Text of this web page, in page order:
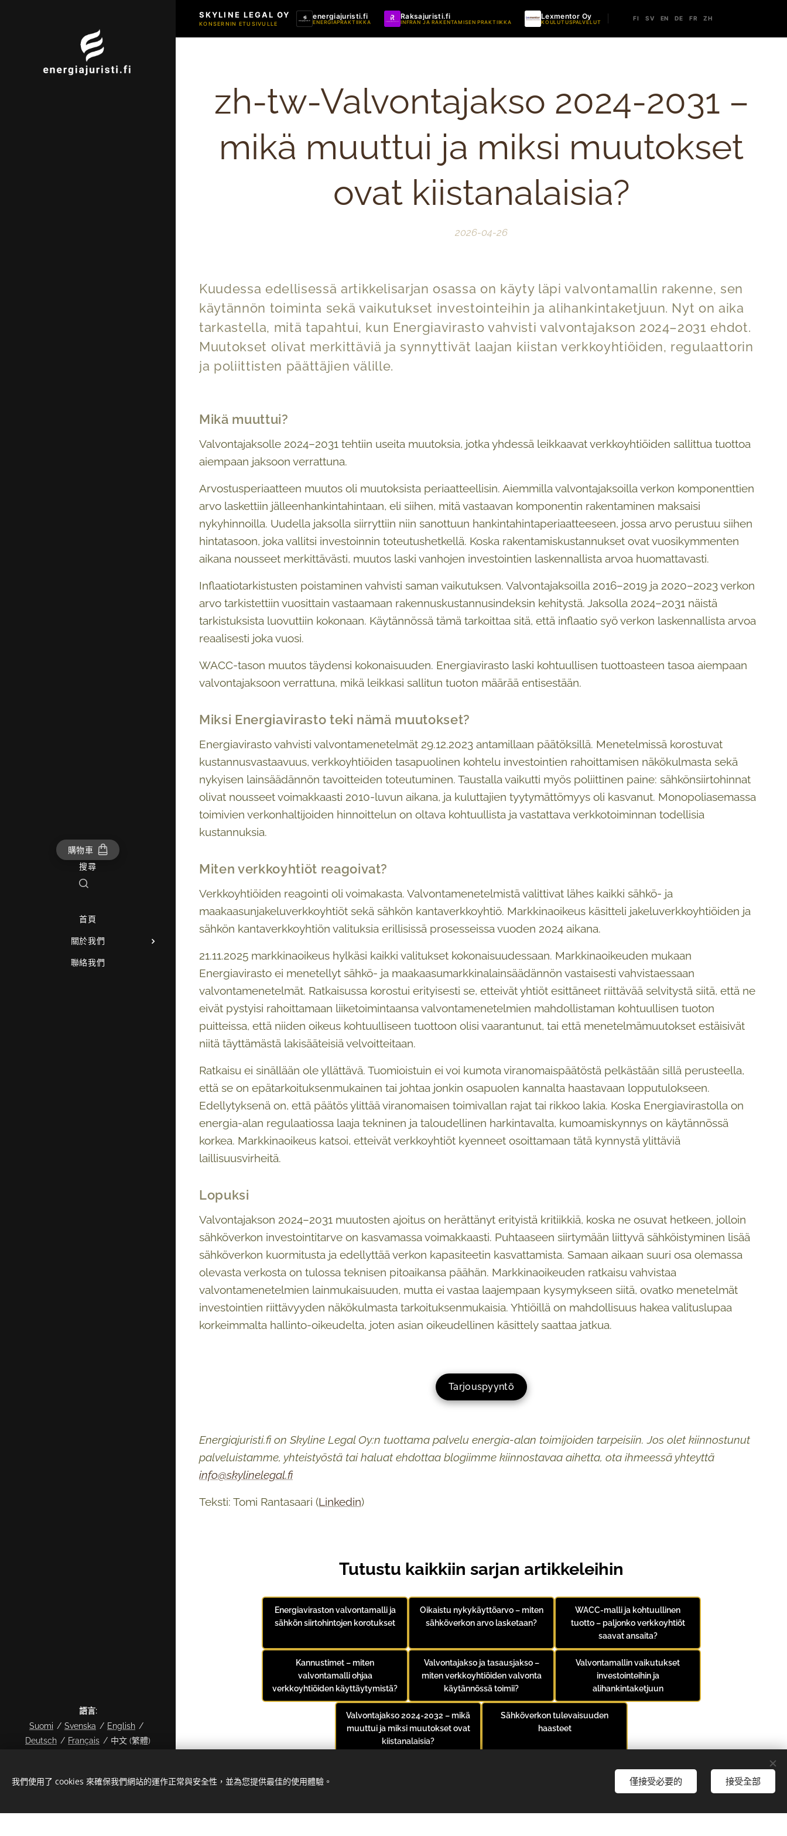
SKYLINE LEGAL OY
KONSERNIN ETUSIVULLE
energiajuristi.fi
ENERGIAPRAKTIIKKA
Raksajuristi.fi
INFRAN JA RAKENTAMISEN PRAKTIIKKA
Lexmentor Oy
KOULUTUSPALVELUT
FI SV EN DE FR ZH
購物車
搜尋
首頁
關於我們
聯絡我們
zh-tw-Valvontajakso 2024-2031 –
mikä muuttui ja miksi muutokset
ovat kiistanalaisia?
2026-04-26
Kuudessa edellisessä artikkelisarjan osassa on käyty läpi valvontamallin rakenne, sen
käytännön toiminta sekä vaikutukset investointeihin ja alihankintaketjuun. Nyt on aika
tarkastella, mitä tapahtui, kun Energiavirasto vahvisti valvontajakson 2024–2031 ehdot.
Muutokset olivat merkittäviä ja synnyttivät laajan kiistan verkkoyhtiöiden, regulaattorin
ja poliittisten päättäjien välille.
Mikä muuttui?
Valvontajaksolle 2024–2031 tehtiin useita muutoksia, jotka yhdessä leikkaavat verkkoyhtiöiden sallittua tuottoa
aiempaan jaksoon verrattuna.
Arvostusperiaatteen muutos oli muutoksista periaatteellisin. Aiemmilla valvontajaksoilla verkon komponenttien
arvo laskettiin jälleenhankintahintaan, eli siihen, mitä vastaavan komponentin rakentaminen maksaisi
nykyhinnoilla. Uudella jaksolla siirryttiin niin sanottuun hankintahintaperiaatteeseen, jossa arvo perustuu siihen
hintatasoon, joka vallitsi investoinnin toteutushetkellä. Koska rakentamiskustannukset ovat vuosikymmenten
aikana nousseet merkittävästi, muutos laski vanhojen investointien laskennallista arvoa huomattavasti.
Inflaatiotarkistusten poistaminen vahvisti saman vaikutuksen. Valvontajaksoilla 2016–2019 ja 2020–2023 verkon
arvo tarkistettiin vuosittain vastaamaan rakennuskustannusindeksin kehitystä. Jaksolla 2024–2031 näistä
tarkistuksista luovuttiin kokonaan. Käytännössä tämä tarkoittaa sitä, että inflaatio syö verkon laskennallista arvoa
reaalisesti joka vuosi.
WACC-tason muutos täydensi kokonaisuuden. Energiavirasto laski kohtuullisen tuottoasteen tasoa aiempaan
valvontajaksoon verrattuna, mikä leikkasi sallitun tuoton määrää entisestään.
Miksi Energiavirasto teki nämä muutokset?
Energiavirasto vahvisti valvontamenetelmät 29.12.2023 antamillaan päätöksillä. Menetelmissä korostuvat
kustannusvastaavuus, verkkoyhtiöiden tasapuolinen kohtelu investointien rahoittamisen näkökulmasta sekä
nykyisen lainsäädännön tavoitteiden toteutuminen. Taustalla vaikutti myös poliittinen paine: sähkönsiirtohinnat
olivat nousseet voimakkaasti 2010-luvun aikana, ja kuluttajien tyytymättömyys oli kasvanut. Monopoliasemassa
toimivien verkonhaltijoiden hinnoittelun on oltava kohtuullista ja vastattava verkkotoiminnan todellisia
kustannuksia.
Miten verkkoyhtiöt reagoivat?
Verkkoyhtiöiden reagointi oli voimakasta. Valvontamenetelmistä valittivat lähes kaikki sähkö- ja
maakaasunjakeluverkkoyhtiöt sekä sähkön kantaverkkoyhtiö. Markkinaoikeus käsitteli jakeluverkkoyhtiöiden ja
sähkön kantaverkkoyhtiön valituksia erillisissä prosesseissa vuoden 2024 aikana.
21.11.2025 markkinaoikeus hylkäsi kaikki valitukset kokonaisuudessaan. Markkinaoikeuden mukaan
Energiavirasto ei menetellyt sähkö- ja maakaasumarkkinalainsäädännön vastaisesti vahvistaessaan
valvontamenetelmät. Ratkaisussa korostui erityisesti se, etteivät yhtiöt esittäneet riittävää selvitystä siitä, että ne
eivät pystyisi rahoittamaan liiketoimintaansa valvontamenetelmien mahdollistaman kohtuullisen tuoton
puitteissa, että niiden oikeus kohtuulliseen tuottoon olisi vaarantunut, tai että menetelmämuutokset estäisivät
niitä täyttämästä lakisääteisiä velvoitteitaan.
Ratkaisu ei sinällään ole yllättävä. Tuomioistuin ei voi kumota viranomaispäätöstä pelkästään sillä perusteella,
että se on epätarkoituksenmukainen tai johtaa jonkin osapuolen kannalta haastavaan lopputulokseen.
Edellytyksenä on, että päätös ylittää viranomaisen toimivallan rajat tai rikkoo lakia. Koska Energiavirastolla on
energia-alan regulaatiossa laaja tekninen ja taloudellinen harkintavalta, kumoamiskynnys on käytännössä
korkea. Markkinaoikeus katsoi, etteivät verkkoyhtiöt kyenneet osoittamaan tätä kynnystä ylittäviä
laillisuusvirheitä.
Lopuksi
Valvontajakson 2024–2031 muutosten ajoitus on herättänyt erityistä kritiikkiä, koska ne osuvat hetkeen, jolloin
sähköverkon investointitarve on kasvamassa voimakkaasti. Puhtaaseen siirtymään liittyvä sähköistyminen lisää
sähköverkon kuormitusta ja edellyttää verkon kapasiteetin kasvattamista. Samaan aikaan suuri osa olemassa
olevasta verkosta on tulossa teknisen pitoaikansa päähän. Markkinaoikeuden ratkaisu vahvistaa
valvontamenetelmien lainmukaisuuden, mutta ei vastaa laajempaan kysymykseen siitä, ovatko menetelmät
investointien riittävyyden näkökulmasta tarkoituksenmukaisia. Yhtiöillä on mahdollisuus hakea valituslupaa
korkeimmalta hallinto-oikeudelta, joten asian oikeudellinen käsittely saattaa jatkua.
Tarjouspyyntö
Energiajuristi.fi on Skyline Legal Oy:n tuottama palvelu energia-alan toimijoiden tarpeisiin. Jos olet kiinnostunut
palveluistamme, yhteistyöstä tai haluat ehdottaa blogiimme kiinnostavaa aihetta, ota ihmeessä yhteyttä
info@skylinelegal.fi
Teksti: Tomi Rantasaari (Linkedin)
Tutustu kaikkiin sarjan artikkeleihin
Energiaviraston valvontamalli ja
sähkön siirtohintojen korotukset
Oikaistu nykykäyttöarvo – miten
sähköverkon arvo lasketaan?
WACC-malli ja kohtuullinen
tuotto – paljonko verkkoyhtiöt
saavat ansaita?
Kannustimet – miten
valvontamalli ohjaa
verkkoyhtiöiden käyttäytymistä?
Valvontajakso ja tasausjakso –
miten verkkoyhtiöiden valvonta
käytännössä toimii?
Valvontamallin vaikutukset
investointeihin ja
alihankintaketjuun
Valvontajakso 2024-2032 – mikä
muuttui ja miksi muutokset ovat
kiistanalaisia?
Sähköverkon tulevaisuuden
haasteet
Copyright Skyline Legal Oy 2026
語言
Suomi
Svenska
English
Deutsch
Français 中文 (繁體)
我們使用了 cookies 來確保我們網站的運作正常與安全性，並為您提供最佳的使用體驗。 僅接受必要的 接受全部